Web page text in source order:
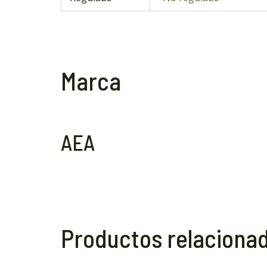
Marca
AEA
Productos